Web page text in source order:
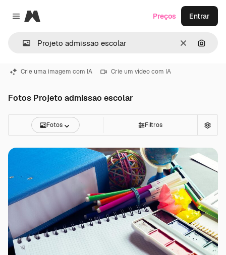
Close menu
Magnific
Limpar
Preços Entrar
Crie uma imagem com IA Crie um vídeo com IA
Fotos Projeto admissao escolar
Fotos Filtros